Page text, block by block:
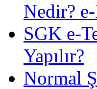
Nedir?
SGK e-
Yapılır?
Normal